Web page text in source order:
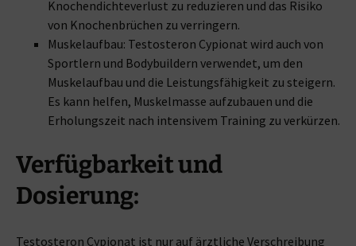
Knochendichteverlust zu reduzieren und das Risiko
von Knochenbrüchen zu verringern.
Muskelaufbau: Testosteron Cypionat wird auch von
Sportlern und Bodybuildern verwendet, um den
Muskelaufbau und die Leistungsfähigkeit zu steigern.
Es kann helfen, Muskelmasse aufzubauen und die
Erholungszeit nach intensivem Training zu verkürzen.
Verfügbarkeit und
Dosierung:
Testosteron Cypionat ist nur auf ärztliche Verschreibung